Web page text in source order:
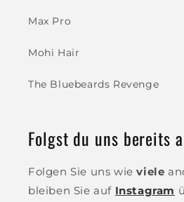
Max Pro
Mohi Hair
The Bluebeards Revenge
Folgst du uns bereits
Folgen Sie uns wieviele
bleiben Sie auf Instagram